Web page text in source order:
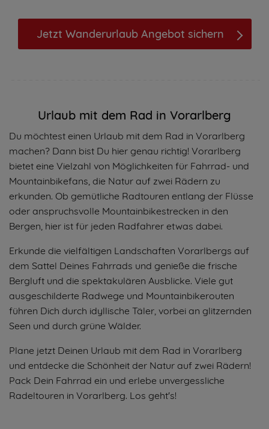
Jetzt Wanderurlaub Angebot sichern
Urlaub mit dem Rad in Vorarlberg
Du möchtest einen Urlaub mit dem Rad in Vorarlberg
machen? Dann bist Du hier genau richtig! Vorarlberg
bietet eine Vielzahl von Möglichkeiten für Fahrrad- und
Mountainbikefans, die Natur auf zwei Rädern zu
erkunden. Ob gemütliche Radtouren entlang der Flüsse
oder anspruchsvolle Mountainbikestrecken in den
Bergen, hier ist für jeden Radfahrer etwas dabei.
Erkunde die vielfältigen Landschaften Vorarlbergs auf
dem Sattel Deines Fahrrads und genieße die frische
Bergluft und die spektakulären Ausblicke. Viele gut
ausgeschilderte Radwege und Mountainbikerouten
führen Dich durch idyllische Täler, vorbei an glitzernden
Seen und durch grüne Wälder.
Plane jetzt Deinen Urlaub mit dem Rad in Vorarlberg
und entdecke die Schönheit der Natur auf zwei Rädern!
Pack Dein Fahrrad ein und erlebe unvergessliche
Radeltouren in Vorarlberg. Los geht's!